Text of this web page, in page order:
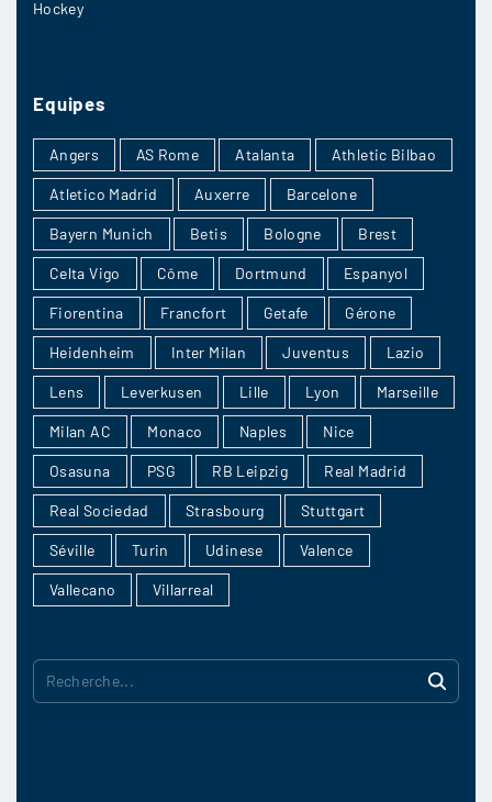
Hockey
Equipes
Angers AS Rome Atalanta Athletic Bilbao
Atletico Madrid Auxerre Barcelone
Bayern Munich Betis Bologne Brest
Celta Vigo Côme Dortmund Espanyol
Fiorentina Francfort Getafe Gérone
Heidenheim Inter Milan Juventus Lazio
Lens Leverkusen Lille Lyon Marseille
Milan AC Monaco Naples Nice
Osasuna PSG RB Leipzig Real Madrid
Real Sociedad Strasbourg Stuttgart
Séville Turin Udinese Valence
Vallecano Villarreal